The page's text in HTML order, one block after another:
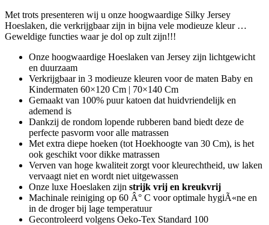
Met trots presenteren wij u onze hoogwaardige Silky Jersey
Hoeslaken, die verkrijgbaar zijn in bijna vele modieuze kleur …
Geweldige functies waar je dol op zult zijn!!!
Onze hoogwaardige Hoeslaken van Jersey zijn lichtgewicht
en duurzaam
Verkrijgbaar in 3 modieuze kleuren voor de maten Baby en
Kindermaten 60×120 Cm | 70×140 Cm
Gemaakt van 100% puur katoen dat huidvriendelijk en
ademend is
Dankzij de rondom lopende rubberen band biedt deze de
perfecte pasvorm voor alle matrassen
Met extra diepe hoeken (tot Hoekhoogte van 30 Cm), is het
ook geschikt voor dikke matrassen
Verven van hoge kwaliteit zorgt voor kleurechtheid, uw laken
vervaagt niet en wordt niet uitgewassen
Onze luxe Hoeslaken zijn strijk vrij en kreukvrij
Machinale reiniging op 60 Â° C voor optimale hygiÃ«ne en
in de droger bij lage temperatuur
Gecontroleerd volgens Oeko-Tex Standard 100